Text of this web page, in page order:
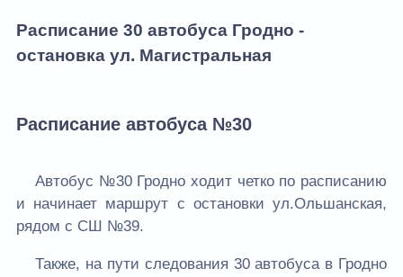
Расписание 30 автобуса Гродно -
остановка ул. Магистральная
Расписание автобусa №30
Автобус №30 Гродно ходит четко по расписанию
и начинает маршрут с остановки ул.Ольшанская,
рядом с СШ №39.
Также, на пути следования 30 автобуса в Гродно